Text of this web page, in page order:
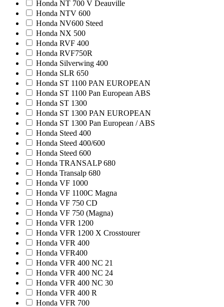
Honda NT 700 V Deauville
Honda NTV 600
Honda NV600 Steed
Honda NX 500
Honda RVF 400
Honda RVF750R
Honda Silverwing 400
Honda SLR 650
Honda ST 1100 PAN EUROPEAN
Honda ST 1100 Pan European ABS
Honda ST 1300
Honda ST 1300 PAN EUROPEAN
Honda ST 1300 Pan European / ABS
Honda Steed 400
Honda Steed 400/600
Honda Steed 600
Honda TRANSALP 680
Honda Transalp 680
Honda VF 1000
Honda VF 1100C Magna
Honda VF 750 CD
Honda VF 750 (Magna)
Honda VFR 1200
Honda VFR 1200 X Crosstourer
Honda VFR 400
Honda VFR400
Honda VFR 400 NC 21
Honda VFR 400 NC 24
Honda VFR 400 NC 30
Honda VFR 400 R
Honda VFR 700